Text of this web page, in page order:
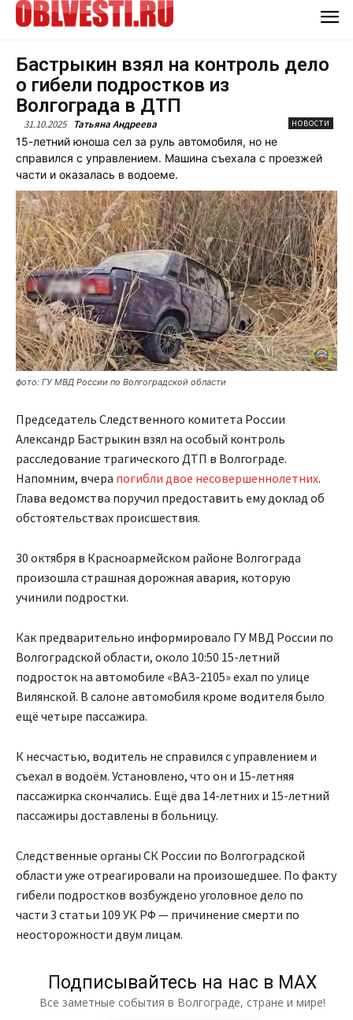
Бастрыкин взял на контроль дело
о гибели подростков из
Волгограда в ДТП
31.10.2025 Татьяна Андреева НОВОСТИ
15-летний юноша сел за руль автомобиля, но не
справился с управлением. Машина съехала с проезжей
части и оказалась в водоеме.
фото: ГУ МВД России по Волгоградской области
Председатель Следственного комитета России
Александр Бастрыкин взял на особый контроль
расследование трагического ДТП в Волгограде.
Напомним, вчера погибли двое несовершеннолетних.
Глава ведомства поручил предоставить ему доклад об
обстоятельствах происшествия.
30 октября в Красноармейском районе Волгограда
произошла страшная дорожная авария, которую
учинили подростки.
Как предварительно информировало ГУ МВД России по
Волгоградской области, около 10:50 15-летний
подросток на автомобиле «ВАЗ-2105» ехал по улице
Вилянской. В салоне автомобиля кроме водителя было
ещё четыре пассажира.
К несчастью, водитель не справился с управлением и
съехал в водоём. Установлено, что он и 15-летняя
пассажирка скончались. Ещё два 14-летних и 15-летний
пассажиры доставлены в больницу.
Следственные органы СК России по Волгоградской
области уже отреагировали на произошедшее. По факту
гибели подростков возбуждено уголовное дело по
части 3 статьи 109 УК РФ — причинение смерти по
неосторожности двум лицам.
Подписывайтесь на нас в МАХ
Все заметные события в Волгограде, стране и мире!